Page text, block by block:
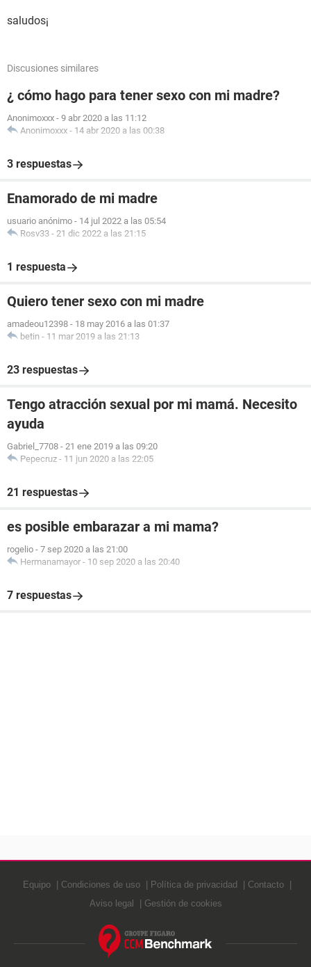
saludos¡
Discusiones similares
¿ cómo hago para tener sexo con mi madre?
Anonimoxxx - 9 abr 2020 a las 11:12
Anonimoxxx - 14 abr 2020 a las 00:38
3 respuestas
Enamorado de mi madre
usuario anónimo - 14 jul 2022 a las 05:54
Rosv33 - 21 dic 2022 a las 21:15
1 respuesta
Quiero tener sexo con mi madre
amadeou12398 - 18 may 2016 a las 01:37
betin - 11 mar 2019 a las 21:13
23 respuestas
Tengo atracción sexual por mi mamá. Necesito
ayuda
Gabriel_7708 - 21 ene 2019 a las 09:20
Pepecruz - 11 jun 2020 a las 22:05
21 respuestas
es posible embarazar a mi mama?
rogelio - 7 sep 2020 a las 21:00
Hermanamayor - 10 sep 2020 a las 20:40
7 respuestas
Equipo Condiciones de uso Política de privacidad
Contacto
Aviso legal
Gestión de cookies